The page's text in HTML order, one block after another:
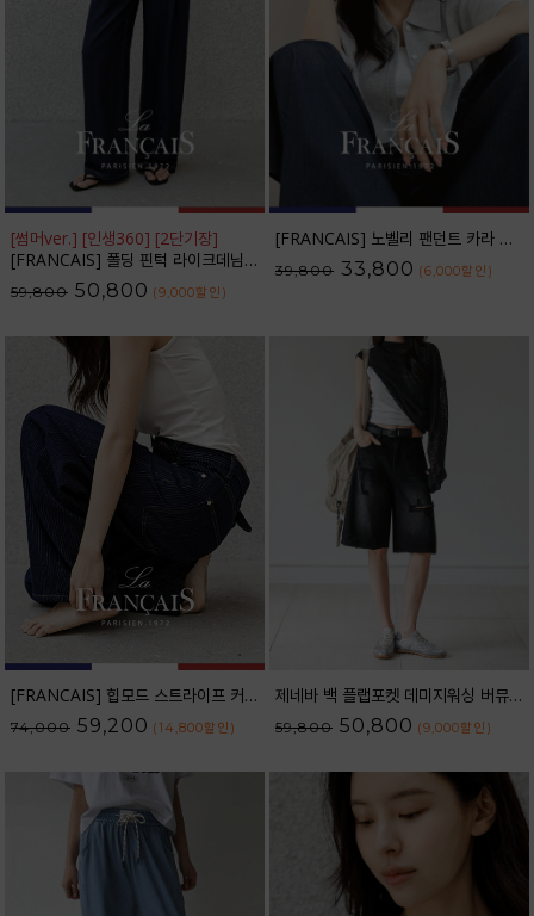
[썸머ver.] [인생360] [2단기장]
[FRANCAIS] 폴딩 핀턱 라이크데님 와이드 팬츠(여름VER.)_F6H444PT
59,800 50,800 (9,000할인 )
[FRANCAIS] 노벨리 팬던트 카라 니트 가디건_F6S254CA
39,800 33,800 (6,000할인 )
[FRANCAIS] 힙모드 스트라이프 커브라인 와이드 데님팬츠_62DP2584
74,000 59,200 (14,800할인 )
제네바 백 플랩포켓 데미지워싱 버뮤다 데님 팬츠_62PT2564
59,800 50,800 (9,000할인 )